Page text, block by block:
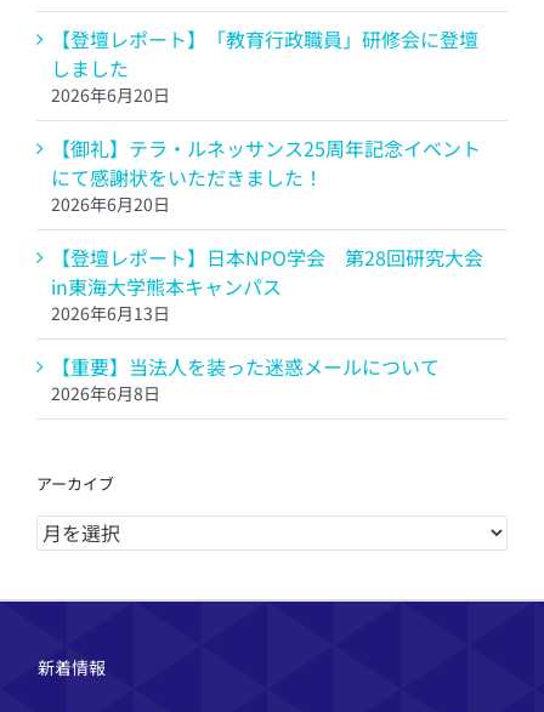
【登壇レポート】「教育行政職員」研修会に登壇
しました
2026年6月20日
【御礼】テラ・ルネッサンス25周年記念イベント
にて感謝状をいただきました！
2026年6月20日
【登壇レポート】日本NPO学会 第28回研究大会
in東海大学熊本キャンパス
2026年6月13日
【重要】当法人を装った迷惑メールについて
2026年6月8日
アーカイブ
ア
ー
新着情報